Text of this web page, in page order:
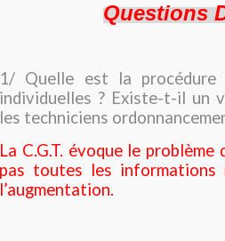
Questions
1/ Quelle est la procédure
individuelles ? Existe-t-il un
les techniciens
La C.G.T. évoque le problème
pas toutes les informations
l’augmentation.